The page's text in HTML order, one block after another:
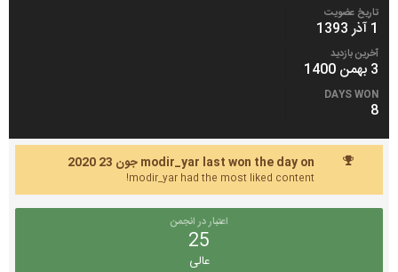
تاریخ عضویت
1 آذر 1393
آخرین بازدید
3 بهمن 1400
DAYS WON
8
modir_yar last won the day on جون 23 2020
modir_yar had the most liked content!
اعتبار در انجمن
25
عالی